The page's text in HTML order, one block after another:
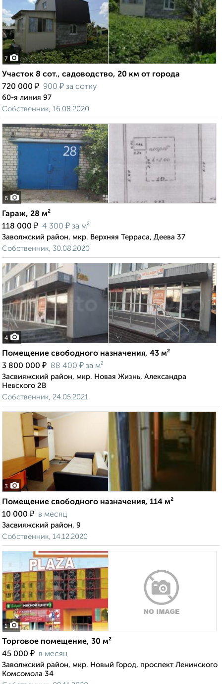
7
Участок 8 сот., садоводство, 20 км от города
720 000 ₽ 900 ₽ за сотку
60-я линия 97
Собственник, 16.08.2020
6
Гараж, 28 м²
118 000 ₽ 4 300 ₽ за м²
Заволжский район, мкр. Верхняя Терраса, Деева 37
Собственник, 30.08.2020
4
Помещение свободного назначения, 43 м²
3 800 000 ₽ 88 400 ₽ за м²
Засвияжский район, мкр. Новая Жизнь, Александра
Невского 2В
Собственник, 24.05.2021
3
Помещение свободного назначения, 114 м²
10 000 ₽ в месяц
Засвияжский район, 9
Собственник, 14.12.2020
1
Торговое помещение, 30 м²
45 000 ₽ в месяц
Заволжский район, мкр. Новый Город, проспект Ленинского
Комсомола 34